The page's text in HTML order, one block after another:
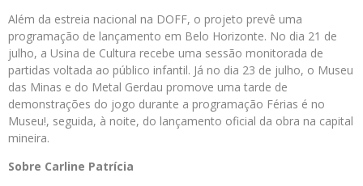
Além da estreia nacional na DOFF, o projeto prevê uma
programação de lançamento em Belo Horizonte. No dia 21 de
julho, a Usina de Cultura recebe uma sessão monitorada de
partidas voltada ao público infantil. Já no dia 23 de julho, o Museu
das Minas e do Metal Gerdau promove uma tarde de
demonstrações do jogo durante a programação Férias é no
Museu!, seguida, à noite, do lançamento oficial da obra na capital
mineira.
Sobre Carline Patrícia